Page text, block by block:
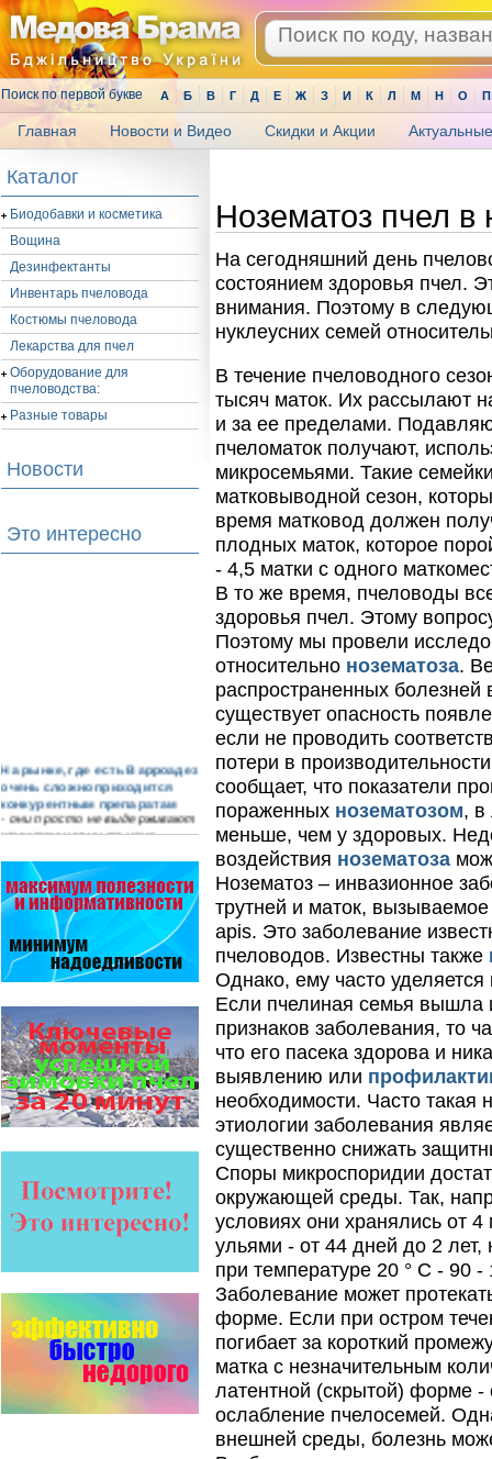
Поиск по первой букве А Б В Г Д Е Ж З И К Л М Н О П
Главная Новости и Видео Скидки и Акции
Каталог
Биодобавки и косметика
Вощина
Дезинфектанты
Инвентарь пчеловода
Костюмы пчеловода
Лекарства для пчел
Оборудование для
пчеловодства:
Разные товары
Новости
Это интересно
На рынке, где есть Варроадез
очень сложно приходится
конкурентным препаратам
- они просто не выдерживают
конкуренцию ни по цене,…
Язык танцев и звуков
Пчелы общаются с помощью
языка танцев и звуков. Это…
Прополис играет решающую
роль в жизни пчелиной
семьи.
Он обеспечивает безупречную
дупла, где…
Безукоризненно сильное
звено в системе
комплексного оздоровления
от болезней пчел и
повышения рентабельности
Апидез, Варроадез, Амипол-Т,
Полисан и Гармония…
Пчёлы умеют считать до
экспериментов, учёные
пчёлы превосходят…
Пчеловоды-долгожители
По результатам
статистического
исследования по
долгожителям старше 100
Нозематоз пчел в
На сегодняшний день
состоянием здоровья пчел.
внимания. Поэтому в
нуклеусних семей
В течение пчеловодного
тысяч маток. Их рассылают
и за ее пределами.
пчеломаток получают,
микросемьями. Такие
матковыводной сезон,
время матковод должен
плодных маток, которое
- 4,5 матки с одного
В то же время, пчеловоды
здоровья пчел. Этому
Поэтому мы провели
относительно нозематоза.
распространенных болезней
существует опасность
если не проводить
потери в
сообщает, что показатели
пораженных нозематозом, в
меньше, чем у здоровых.
воздействия нозематоза
Нозематоз – инвазионное
трутней и маток,
apis. Это заболевание
пчеловодов. Известны также
Однако, ему часто
Если пчелиная семья вышла
признаков заболевания, то
что его пасека здорова и
выявлению или
необходимости. Часто такая
этиологии заболевания
существенно снижать
Споры микроспоридии
окружающей среды. Так,
условиях они хранялись от
ульями - от 44 дней до 2
при температуре 20 ° С - 90 -
Заболевание может
форме. Если при остром
погибает за короткий
матка с незначительным
латентной (скрытой) форме -
ослабление пчелосемей.
внешней среды, болезнь